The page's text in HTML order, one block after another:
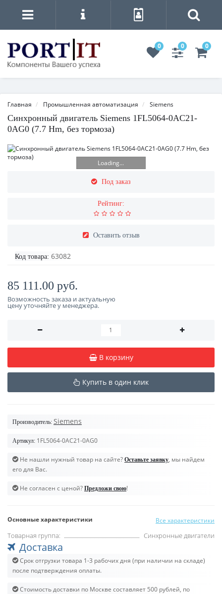
0 0 0
Главная Промышленная автоматизация Siemens
Синхронный двигатель Siemens 1FL5064-0AC21-
0AG0 (7.7 Нm, без тормоза)
Loading...
Под заказ
Рейтинг:
Оставить отзыв
Код товара: 63082
85 111.00 руб.
Возможность заказа и актуальную
цену уточняйте у менеджера.
В корзину
Купить в один клик
Производитель: Siemens
Артикул: 1FL5064-0AC21-0AG0
Не нашли нужный товар на сайте? Оставьте заявку, мы найдем
его для Вас.
Не согласен с ценой? Предложи свою!
Основные характеристики Все характеристики
Товарная группа: Синхронные двигатели
Доставка
Срок отгрузки товара 1-3 рабочих дня (при наличии на складе)
после подтверждения оплаты.
Стоимость доставки по Москве составляет 500 рублей, по